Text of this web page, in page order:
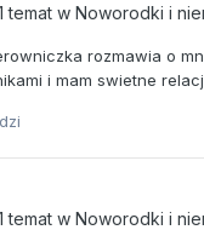
temat w Noworodki i
rozmawia o
i mam swietne
temat w Noworodki i